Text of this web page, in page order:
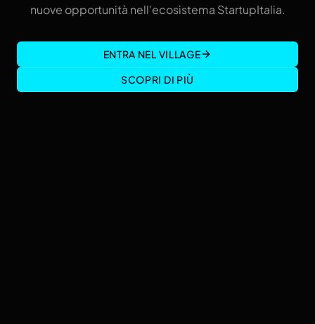
nuove opportunità nell'ecosistema StartupItalia.
ENTRA NEL VILLAGE
SCOPRI DI PIÙ